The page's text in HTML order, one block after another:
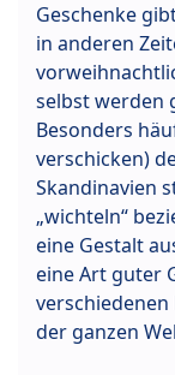
Geschenke
in anderen
selbst werden
Besonders
verschicken)
Skandinavien
„wichteln“
eine Gestalt
eine Art guter
verschiedenen
der ganzen